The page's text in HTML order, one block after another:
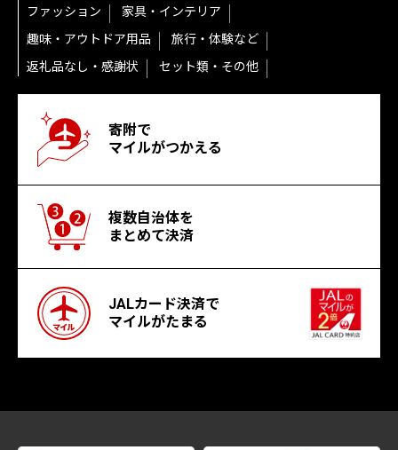
ファッション
家具・インテリア
趣味・アウトドア用品
旅行・体験など
返礼品なし・感謝状
セット類・その他
寄附で
マイルがつかえる
複数自治体を
まとめて決済
JALカード決済で
マイルがたまる